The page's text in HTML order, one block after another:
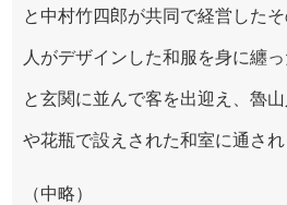
と中村竹四郎が共同で経営した
人がデザインした和服を身に纏
と玄関に並んで客を出迎え、魯
や花瓶で設えされた和室に通され
（中略）